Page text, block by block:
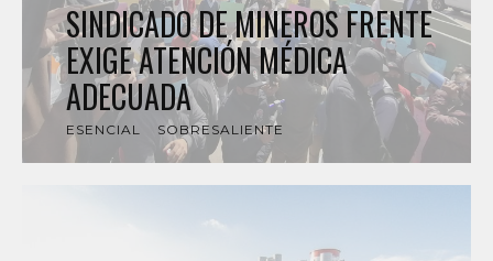
SINDICADO DE MINEROS FRENTE
EXIGE ATENCIÓN MÉDICA
ADECUADA
ESENCIAL SOBRESALIENTE